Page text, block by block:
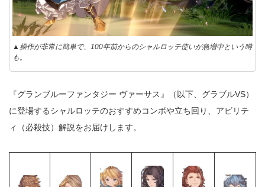
▲操作が非常に簡単で、100年前からのシャルロッテ使いが急増中という噂
も。
『グランブルーファンタジー ヴァーサス』（以下、グラブルVS）
に登場するシャルロッテのおすすめコンボや立ち回り、アビリテ
ィ（必殺技）解説をお届けします。